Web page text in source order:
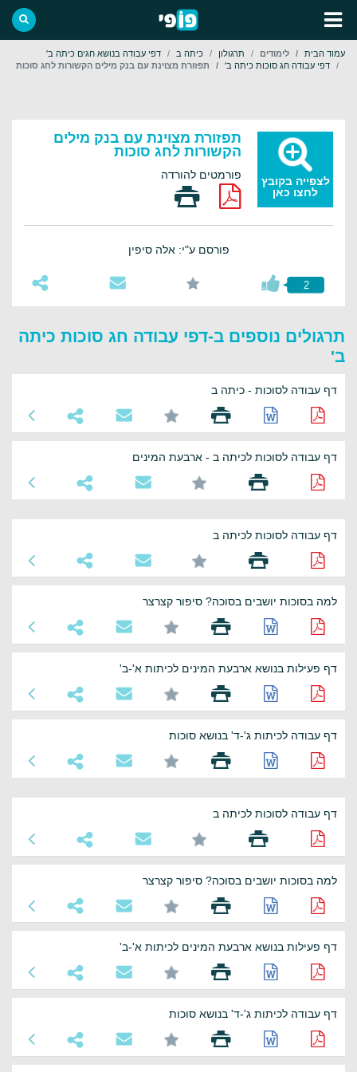
עמוד הבית לימודים תרגולון כיתה ב
דפי עבודה בנושא חגים כיתה ב'
דפי עבודה חג סוכות כיתה ב'
תפזורת מצוינת עם בנק מילים הקשורות לחג סוכות
לצפייה בקובץ
לחצו כאן
תפזורת מצוינת עם בנק מילים
הקשורות לחג סוכות
פורמטים להורדה
פורסם ע"י: אלה סיפין
2
תרגולים נוספים ב-דפי עבודה חג סוכות כיתה
ב'
דף עבודה לסוכות - כיתה ב
דף עבודה לסוכות לכיתה ב - ארבעת המינים
דף עבודה לסוכות לכיתה ב
למה בסוכות יושבים בסוכה? סיפור קצרצר
דף פעילות בנושא ארבעת המינים לכיתות א'-ב'
דף עבודה לכיתות ג'-ד' בנושא סוכות
דף עבודה לסוכות לכיתה ב
למה בסוכות יושבים בסוכה? סיפור קצרצר
דף פעילות בנושא ארבעת המינים לכיתות א'-ב'
דף עבודה לכיתות ג'-ד' בנושא סוכות